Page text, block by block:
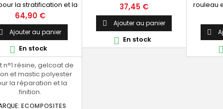
la stratification et la
polyester. ⚙️
Idéal pour la
et la réparation
de petite et
taille : bateau,
moulage de
pièce, piscine,
etc. ✔️ [Prêt à
Kit composé d'un
de résine polyester 5
coupon de 5 m² de
Prix
64,90 €
 Ajouter au panier
 En stock
stratification. ⚙️ [Polyvalent]
Idéal les petites réparations
automobiles, nautiques our
le bricolage et les loisirs
créatifs. ✔️ [Prêt à
l'emploi] Kit composé de
Prix
37,45 €
 Ajouter au panier
 En stock
rouleau
mm 2
courts
38mm 1
bac de
de


ECOMPOSITES